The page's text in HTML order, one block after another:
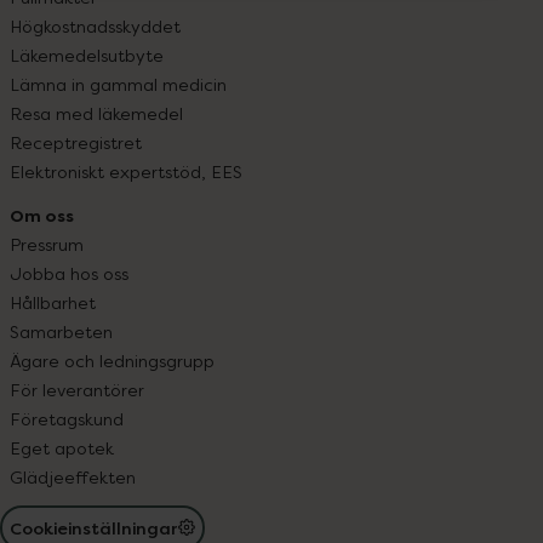
Högkostnadsskyddet
Läkemedelsutbyte
Lämna in gammal medicin
Resa med läkemedel
Receptregistret
Elektroniskt expertstöd, EES
Om oss
Pressrum
Jobba hos oss
Hållbarhet
Samarbeten
Ägare och ledningsgrupp
För leverantörer
Företagskund
Eget apotek
Glädjeeffekten
Cookieinställningar